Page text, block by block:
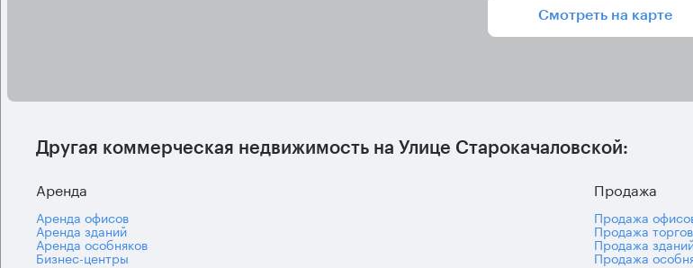
Смотреть на карте
Другая коммерческая недвижимость на Улице Старокачаловской:
Аренда
Аренда офисов
Аренда зданий
Аренда особняков
Бизнес-центры
Продажа
Продажа
Продажа
Продажа
Продажа